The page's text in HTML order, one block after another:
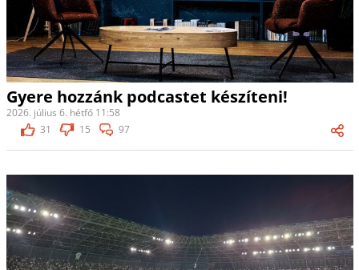
Gyere hozzánk podcastet készíteni!
2026. július 6. hétfő 11:58
31
15 97